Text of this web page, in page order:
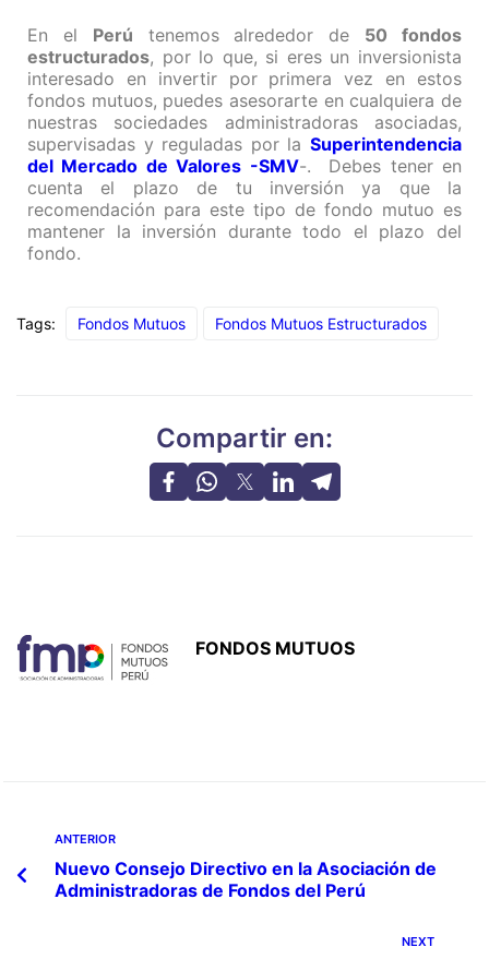
En el Perú tenemos alrededor de 50 fondos
estructurados, por lo que, si eres un inversionista
interesado en invertir por primera vez en estos
fondos mutuos, puedes asesorarte en cualquiera de
nuestras sociedades administradoras asociadas,
supervisadas y reguladas por la Superintendencia
del Mercado de Valores -SMV-. Debes tener en
cuenta el plazo de tu inversión ya que la
recomendación para este tipo de fondo mutuo es
mantener la inversión durante todo el plazo del
fondo.
Tags: Fondos Mutuos Fondos Mutuos Estructurados
Compartir en:
FONDOS MUTUOS
ANTERIOR
Nuevo Consejo Directivo en la Asociación de
Administradoras de Fondos del Perú
NEXT